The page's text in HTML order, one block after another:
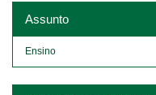
Assunto
Ensino